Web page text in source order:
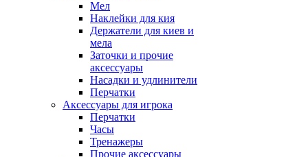
Мел
Наклейки для кия
Держатели для киев и
мела
Заточки и прочие
аксессуары
Насадки и удлинители
Перчатки
Аксессуары для игрока
Перчатки
Часы
Тренажеры
Прочие аксессуары